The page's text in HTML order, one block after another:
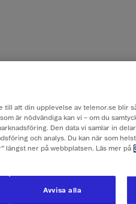
till att din upplevelse av telenor.se blir
är nödvändiga kan vi – om du
Den data vi samlar in
och analys. Du kan när som
längst ner på webbplatsen. Läs mer på
Avvisa alla